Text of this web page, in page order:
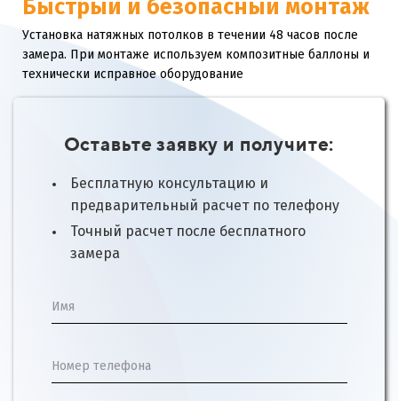
Быстрый и безопасный монтаж
Установка натяжных потолков в течении 48 часов после
замера. При монтаже используем композитные баллоны и
технически исправное оборудование
Оставьте заявку и получите:
Бесплатную консультацию и
предварительный расчет по телефону
Точный расчет после бесплатного
замера
Имя
Номер телефона